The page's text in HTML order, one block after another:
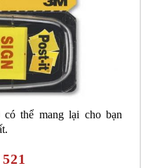
thể mang lại cho bạn